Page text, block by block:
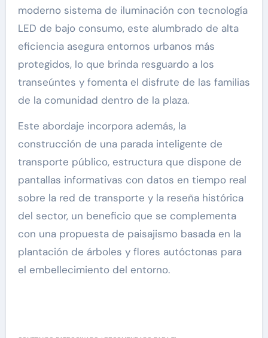
moderno sistema de iluminación con tecnología
LED de bajo consumo, este alumbrado de alta
eficiencia asegura entornos urbanos más
protegidos, lo que brinda resguardo a los
transeúntes y fomenta el disfrute de las familias
de la comunidad dentro de la plaza.
Este abordaje incorpora además, la
construcción de una parada inteligente de
transporte público, estructura que dispone de
pantallas informativas con datos en tiempo real
sobre la red de transporte y la reseña histórica
del sector, un beneficio que se complementa
con una propuesta de paisajismo basada en la
plantación de árboles y flores autóctonas para
el embellecimiento del entorno.